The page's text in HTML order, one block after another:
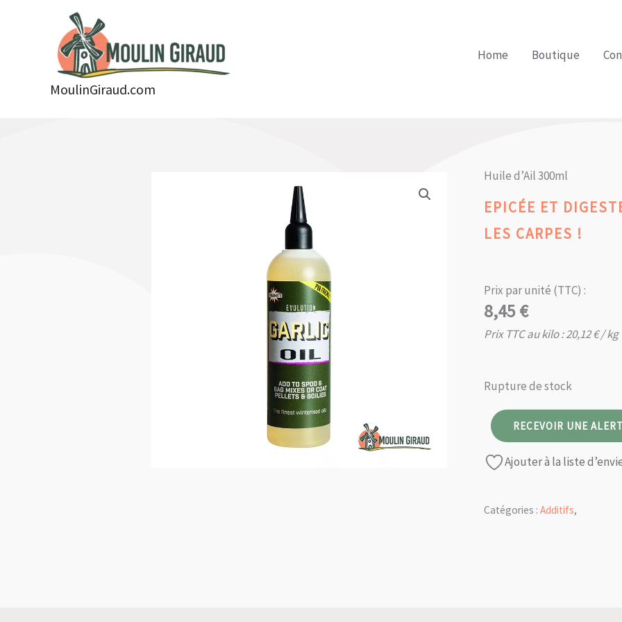
MoulinGiraud.com
Home Boutique
Huile d’Ail 300ml
EPICÉE ET
LES CARPES !
Prix par unité (TTC) :
8,45€
Prix TTC au kilo :20,12€/ kg
Rupture de stock
RECEVOIR UNE
Ajouter à la liste
Catégories :Additifs,